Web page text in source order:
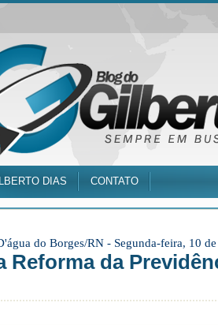
DIAS CONTATO
do Borges/RN - Segunda-feira, 10
Reforma da